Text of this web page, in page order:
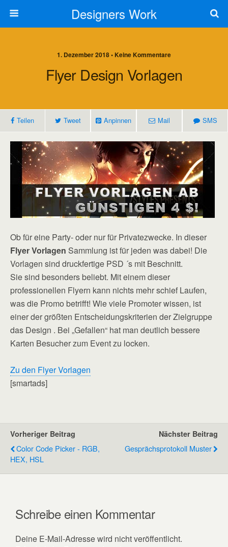
Designers Work
1. Dezember 2018 • Keine Kommentare
Flyer Design Vorlagen
Teilen Tweet Anpinnen Mail SMS
Ob für eine Party- oder nur für Privatezwecke. In dieser
Flyer Vorlagen Sammlung ist für jeden was dabei! Die
Vorlagen sind druckfertige PSD ´s mit Beschnitt.
Sie sind besonders beliebt. Mit einem dieser
professionellen Flyern kann nichts mehr schief Laufen,
was die Promo betrifft! Wie viele Promoter wissen, ist
einer der größten Entscheidungskriterien der Zielgruppe
das Design . Bei „Gefallen“ hat man deutlich bessere
Karten Besucher zum Event zu locken.
Zu den Flyer Vorlagen
[smartads]
Vorheriger Beitrag
Color Code Picker - RGB,
HEX, HSL
Nächster Beitrag
Gesprächsprotokoll Muster
Schreibe einen Kommentar
Deine E-Mail-Adresse wird nicht veröffentlicht.